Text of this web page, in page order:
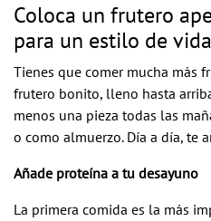
Coloca un frutero
para un estilo de
Tienes que comer mucha más
frutero bonito, lleno hasta
menos una pieza todas las
o como almuerzo. Día a día, te
Añade proteína a tu desayuno
La primera comida es la más